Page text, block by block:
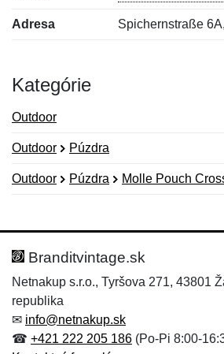
Adresa Spichernstraße
Kategórie
Outdoor
Outdoor Púzdra
Outdoor Púzdra Molle Pouch
Hodnotenie:
Meno:*
Meno:
E-mail:*
Branditvintage.sk
Netnakup s.r.o., Tyršova 271, 43801
republika
✉ info@netnakup.sk
☎ +421 222 205 186 (Po-Pi 8:00-